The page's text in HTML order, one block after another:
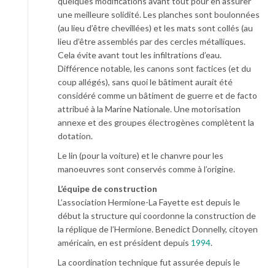
une meilleure solidité. Les planches sont boulonnées
(au lieu d’être chevillées) et les mats sont collés (au
lieu d’être assemblés par des cercles métalliques.
Cela évite avant tout les infiltrations d’eau.
Différence notable, les canons sont factices (et du
coup allégés), sans quoi le bâtiment aurait été
considéré comme un bâtiment de guerre et de facto
attribué à la Marine Nationale. Une motorisation
annexe et des groupes électrogènes complètent la
dotation.
Le lin (pour la voiture) et le chanvre pour les
manoeuvres sont conservés comme à l’origine.
L’équipe de construction
L’association Hermione-La Fayette est depuis le
début la structure qui coordonne la construction de
la réplique de l’Hermione. Benedict Donnelly, citoyen
américain, en est président depuis 1994.
La coordination technique fut assurée depuis le